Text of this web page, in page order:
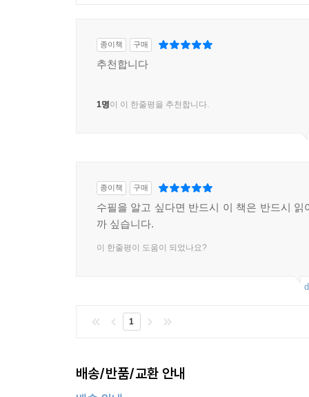
--- p.456
종이책 구매
추천합니다
1명이 이 한줄평을 추천합니다.
종이책 구매
수필을 알고 싶다면 반드시 이 책은 반드시 읽
까 싶습니다.
이 한줄평이 도움이 되었나요?
1
배송/반품/교환 안내